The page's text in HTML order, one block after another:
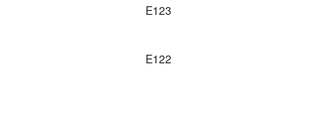
E123
E122